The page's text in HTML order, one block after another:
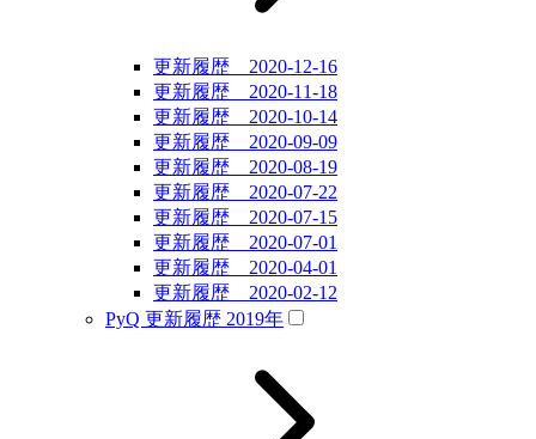
更新履歴 2020-12-16
更新履歴 2020-11-18
更新履歴 2020-10-14
更新履歴 2020-09-09
更新履歴 2020-08-19
更新履歴 2020-07-22
更新履歴 2020-07-15
更新履歴 2020-07-01
更新履歴 2020-04-01
更新履歴 2020-02-12
PyQ 更新履歴 2019年